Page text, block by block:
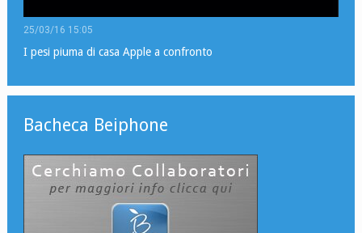
25/03/16 15:05
I pesi piuma di casa Apple a confronto
Bacheca Beiphone